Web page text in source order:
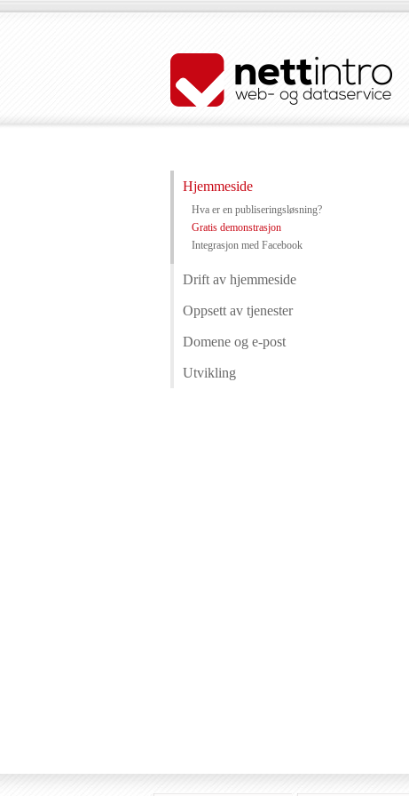
Hjemmeside
Hva er en publiseringsløsning?
Gratis demonstrasjon
Integrasjon med Facebook
Drift av hjemmeside
Oppsett av tjenester
Domene og e-post
Utvikling